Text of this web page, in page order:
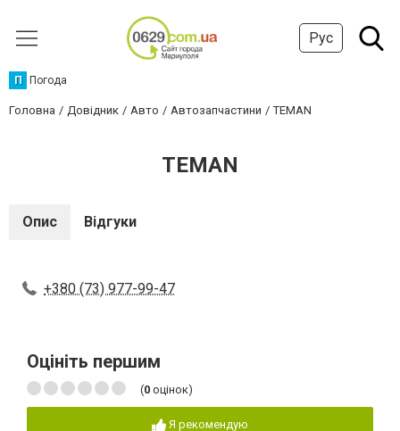
Рус
П Погода
Головна Довідник Авто Автозапчастини TEMAN
TEMAN
Опис Відгуки
+380 (73) 977-99-47
Оцініть першим
(0 оцінок)
Я рекомендую